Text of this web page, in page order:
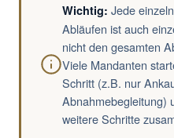
Wichtig: Jede
Abläufen ist auch
nicht den gesamten
Viele Mandanten
Schritt (z.B. nur
Abnahmebegleitung)
weitere Schritte